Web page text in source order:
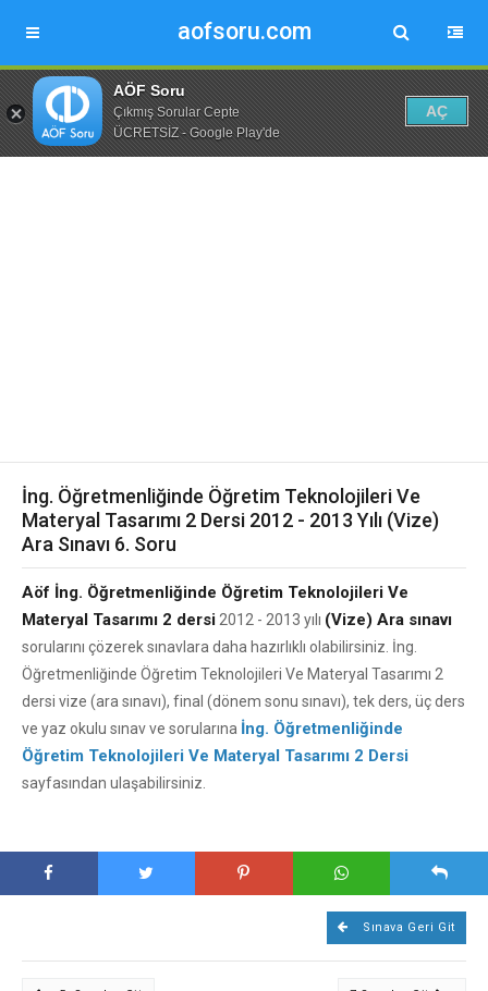
aofsoru.com
AÖF Soru
Çıkmış Sorular Cepte
ÜCRETSİZ - Google Play'de
AÇ
İng. Öğretmenliğinde Öğretim Teknolojileri Ve
Materyal Tasarımı 2 Dersi 2012 - 2013 Yılı (Vize)
Ara Sınavı 6. Soru
Aöf İng. Öğretmenliğinde Öğretim Teknolojileri Ve
Materyal Tasarımı 2 dersi 2012 - 2013 yılı (Vize) Ara sınavı
sorularını çözerek sınavlara daha hazırlıklı olabilirsiniz. İng.
Öğretmenliğinde Öğretim Teknolojileri Ve Materyal Tasarımı 2
dersi vize (ara sınavı), final (dönem sonu sınavı), tek ders, üç ders
ve yaz okulu sınav ve sorularına İng. Öğretmenliğinde
Öğretim Teknolojileri Ve Materyal Tasarımı 2 Dersi
sayfasından ulaşabilirsiniz.
Sınava Geri Git